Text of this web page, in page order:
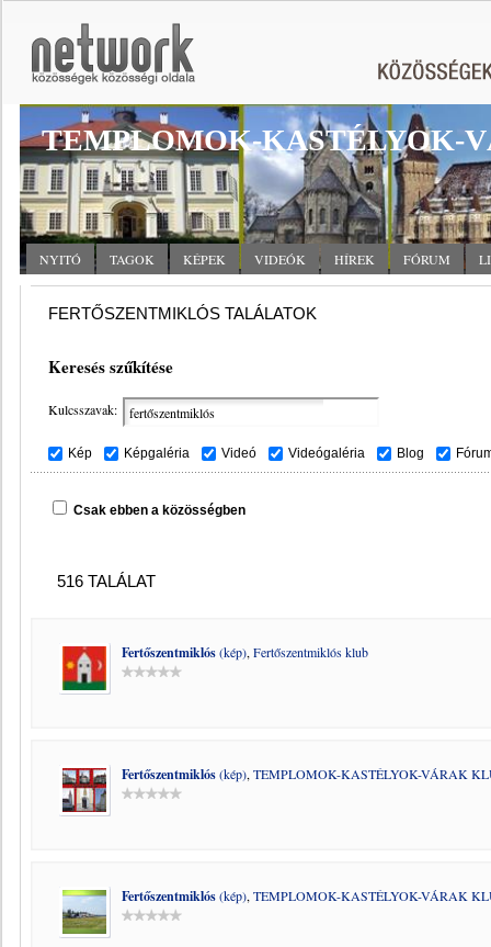
TEMPLOMOK-KASTÉLYOK-
NYITÓ TAGOK KÉPEK VIDEÓK HÍREK FÓRUM
FERTŐSZENTMIKLÓS TALÁLATOK
Keresés szűkítése
Kulcsszavak:
Kép Képgaléria Videó Videógaléria Blog
Csak ebben a közösségben
516 TALÁLAT
Fertőszentmiklós(kép), Fertőszentmiklós klub
Fertőszentmiklós(kép), TEMPLOMOK-KASTÉLYOK-VÁRAK
Fertőszentmiklós(kép), TEMPLOMOK-KASTÉLYOK-VÁRAK